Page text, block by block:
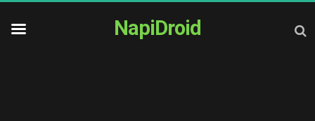
NapiDroid